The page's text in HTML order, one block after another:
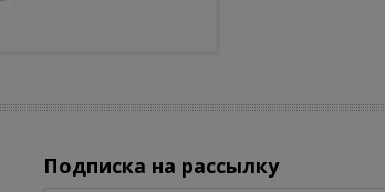
Подписка на рассылку